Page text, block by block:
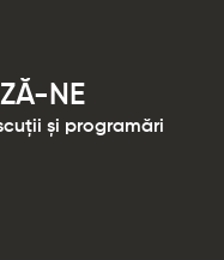
NE
și programări